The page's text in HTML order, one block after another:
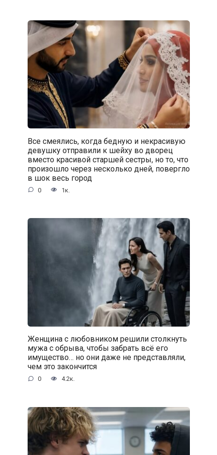
Все смеялись, когда бедную и некрасивую
девушку отправили к шейху во дворец
вместо красивой старшей сестры, но то, что
произошло через несколько дней, повергло
в шок весь город
0 1к.
Женщина с любовником решили столкнуть
мужа с обрыва, чтобы забрать всё его
имущество… но они даже не представляли,
чем это закончится
0 4.2к.